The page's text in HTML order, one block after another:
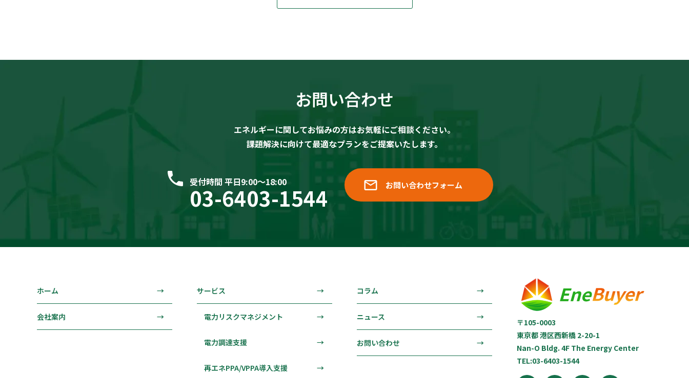
お問い合わせ
エネルギーに関してお悩みの方はお気軽にご相談ください。
課題解決に向けて最適なプランをご提案いたします。
受付時間 平日9:00〜18:00
03-6403-1544 ⁨⁩お問い合わせフォーム
ホーム
会社案内
サービス
電力リスクマネジメント
電力調達支援
再エネPPA/VPPA導入支援
コラム
ニュース
お問い合わせ
〒105-0003
東京都 港区西新橋 2-20-1
Nan-O Bldg. 4F The Energy Center
TEL:03-6403-1544